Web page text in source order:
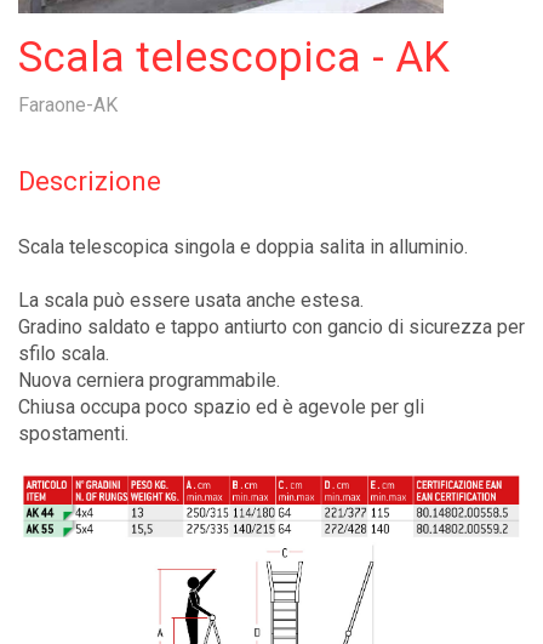
Scala telescopica - AK
Faraone-AK
Descrizione
Scala telescopica singola e doppia salita in alluminio.
La scala può essere usata anche estesa.
Gradino saldato e tappo antiurto con gancio di sicurezza per
sfilo scala.
Nuova cerniera programmabile.
Chiusa occupa poco spazio ed è agevole per gli
spostamenti.